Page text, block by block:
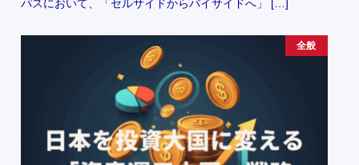
パスにおいて、「セルサイドからバイサイドへ」 […]
全般